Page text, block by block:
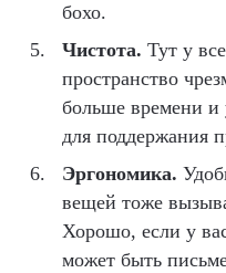
бохо.
Чистота. Тут у
пространство
больше времени и
для поддержания
Эргономика.
вещей тоже
Хорошо, если у
может быть